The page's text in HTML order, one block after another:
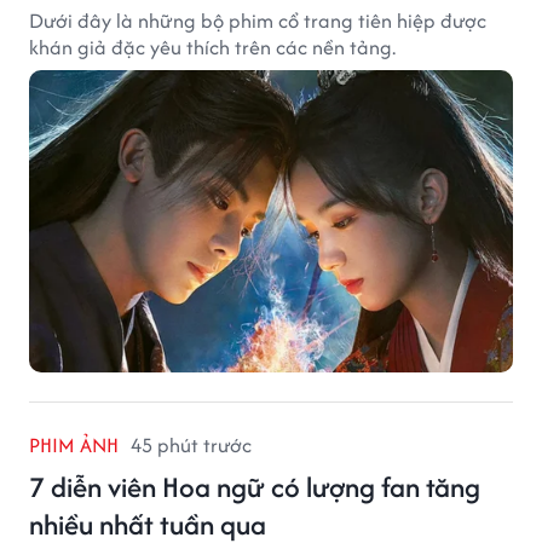
Dưới đây là những bộ phim cổ trang tiên hiệp được
khán giả đặc yêu thích trên các nền tảng.
PHIM ẢNH 45 phút trước
7 diễn viên Hoa ngữ có lượng fan tăng
nhiều nhất tuần qua